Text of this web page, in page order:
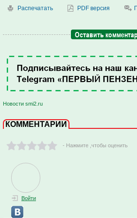
Распечатать PDF версия
Оставить
Новости smi2.ru
КОММЕНТАРИИ
- Нажмите ,чтобы оценить
Войти